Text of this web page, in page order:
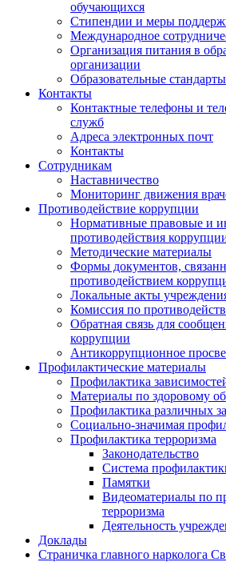
обучающихся
Стипендии и меры
Международное
Организация питания в
организации
Образовательные
Контакты
Контактные телефоны и
служб
Адреса электронных почт
Контакты
Сотрудникам
Наставничество
Мониторинг движения
Противодействие коррупции
Нормативные правовые и
противодействия
Методические материалы
Формы документов,
противодействием
Локальные акты
Комиссия по
Обратная связь для
коррупции
Антикоррупционное
Профилактические материалы
Профилактика
Материалы по здоровому
Профилактика различных
Социально-значимая
Профилактика терроризма
Законодательство
Система
Памятки
Видеоматериалы по
терроризма
Деятельность
Доклады
Страничка главного нарколога